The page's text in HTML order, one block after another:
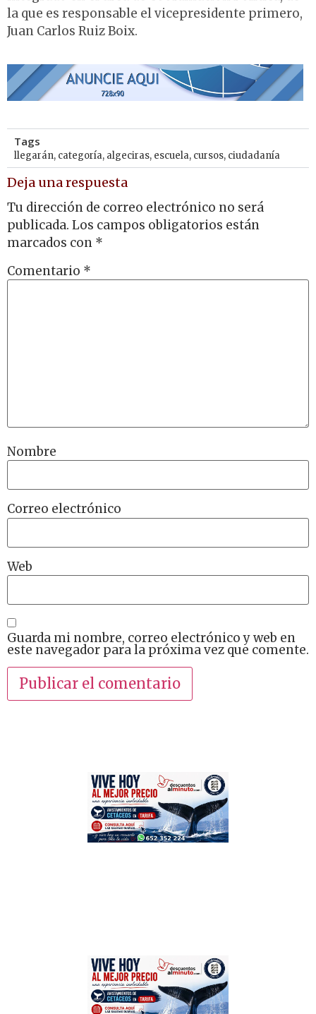
la que es responsable el vicepresidente primero,
Juan Carlos Ruiz Boix.
Tags
llegarán, categoría, algeciras, escuela, cursos, ciudadanía
Deja una respuesta
Tu dirección de correo electrónico no será
publicada. Los campos obligatorios están
marcados con *
Comentario *
Nombre
Correo electrónico
Web
Guarda mi nombre, correo electrónico y web en
este navegador para la próxima vez que comente.